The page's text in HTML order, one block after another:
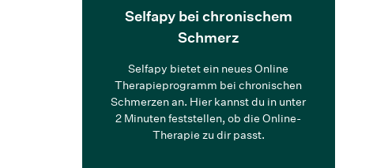
Selfapy bei chronischem
Schmerz
Selfapy bietet ein neues Online
Therapieprogramm bei chronischen
Schmerzen an. Hier kannst du in unter
2 Minuten feststellen, ob die Online-
Therapie zu dir passt.